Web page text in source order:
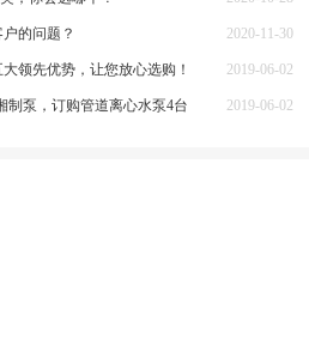
的问题？ 2020-11-30
领先优势，让您放心选购！ 2019-06-02
制泵，订购管道离心水泵4台 2019-06-02